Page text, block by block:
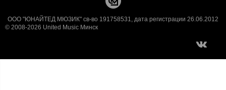
ООО "ЮНАЙТЕД МЮЗИК" св-во 191758531, дата регистрации 26.06.2012
© 2008-2026 United Music Минск